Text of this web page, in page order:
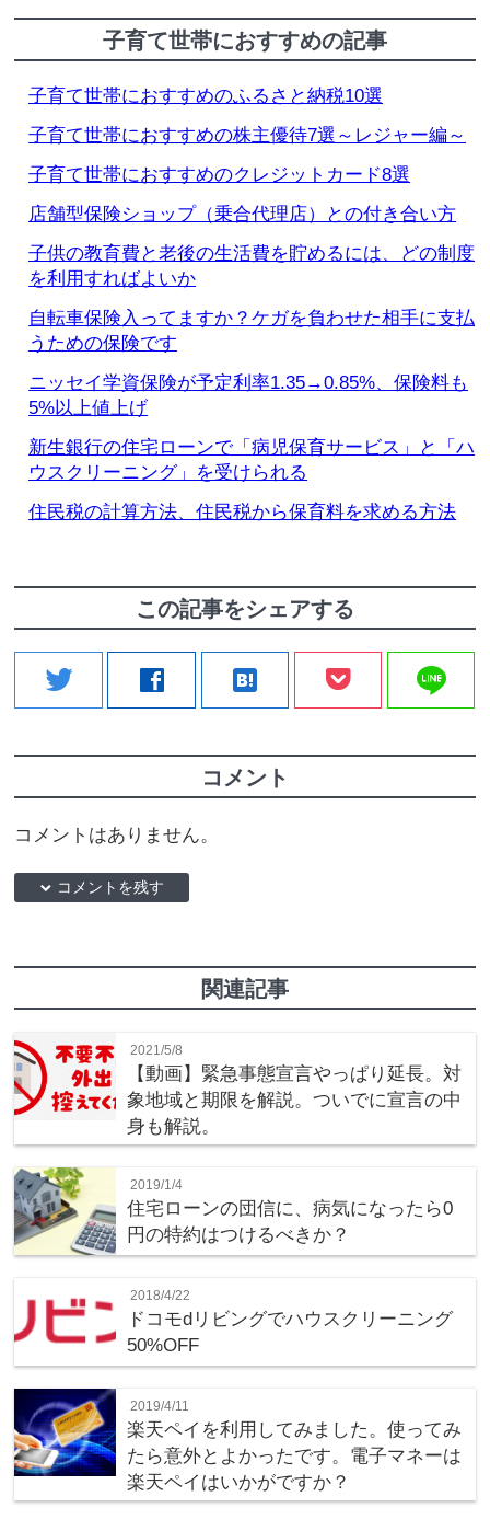
子育て世帯におすすめの記事
子育て世帯におすすめのふるさと納税10選
子育て世帯におすすめの株主優待7選～レジャー編～
子育て世帯におすすめのクレジットカード8選
店舗型保険ショップ（乗合代理店）との付き合い方
子供の教育費と老後の生活費を貯めるには、どの制度
を利用すればよいか
自転車保険入ってますか？ケガを負わせた相手に支払
うための保険です
ニッセイ学資保険が予定利率1.35→0.85%、保険料も
5%以上値上げ
新生銀行の住宅ローンで「病児保育サービス」と「ハ
ウスクリーニング」を受けられる
住民税の計算方法、住民税から保育料を求める方法
この記事をシェアする
twitter facebook hatenabookmark line
コメント
コメントはありません。
down コメントを残す
関連記事
2021/5/8
【動画】緊急事態宣言やっぱり延長。対
象地域と期限を解説。ついでに宣言の中
身も解説。
2019/1/4
住宅ローンの団信に、病気になったら0
円の特約はつけるべきか？
2018/4/22
ドコモdリビングでハウスクリーニング
50%OFF
2019/4/11
楽天ペイを利用してみました。使ってみ
たら意外とよかったです。電子マネーは
楽天ペイはいかがですか？